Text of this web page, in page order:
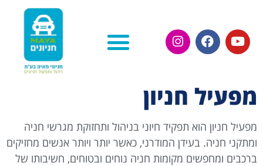
מפעיל חניון
מפעיל חניון הוא תפקיד חיוני בניהול ותחזוקת מגרשי חניה
ומתקני חניה. בעידן המודרני, כאשר יותר ויותר אנשים מחזיקים
ברכבים ומחפשים מקומות חניה נוחים ובטוחים, חשיבותו של